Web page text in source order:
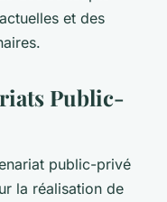
et des
Public-
public-privé
la réalisation de